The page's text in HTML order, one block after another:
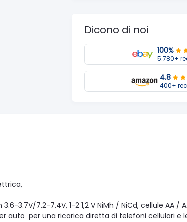
Dicono di noi
100%
5.780+
4.8
400+
3.7V/7.2-7.4V, 1-2 1,2 V NiMh / NiCd, cellule AA /
auto per una ricarica diretta di telefoni cellulari e